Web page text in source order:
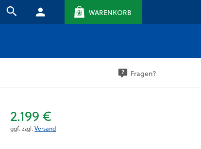
WARENKORB
Fragen?
2.199 €
ggf. zzgl.Versand